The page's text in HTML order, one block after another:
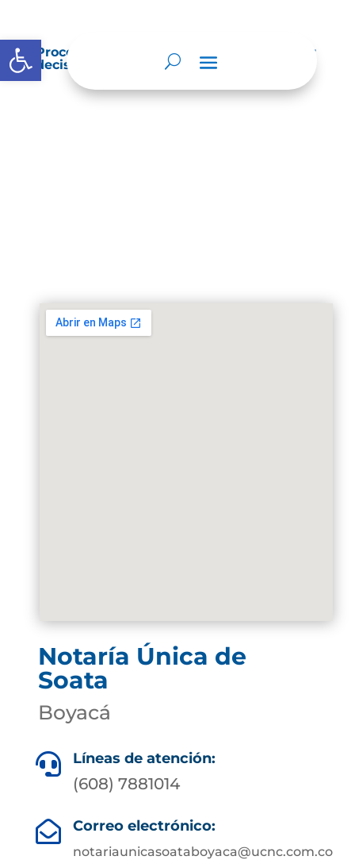
Abrir barra de herramientas
Procedimientos que se siguen para tomar
decisiones en las diferentes áreas
Notaría Única de
Soata
Boyacá
 Líneas de atención:
(608) 7881014
 Correo electrónico:
notariaunicasoataboyaca@ucnc.com.co